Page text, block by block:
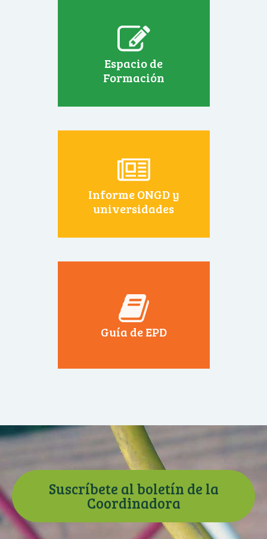
Espacio de
Formación
Informe ONGD y
universidades
Guía de EPD
Suscríbete al boletín de la
Coordinadora